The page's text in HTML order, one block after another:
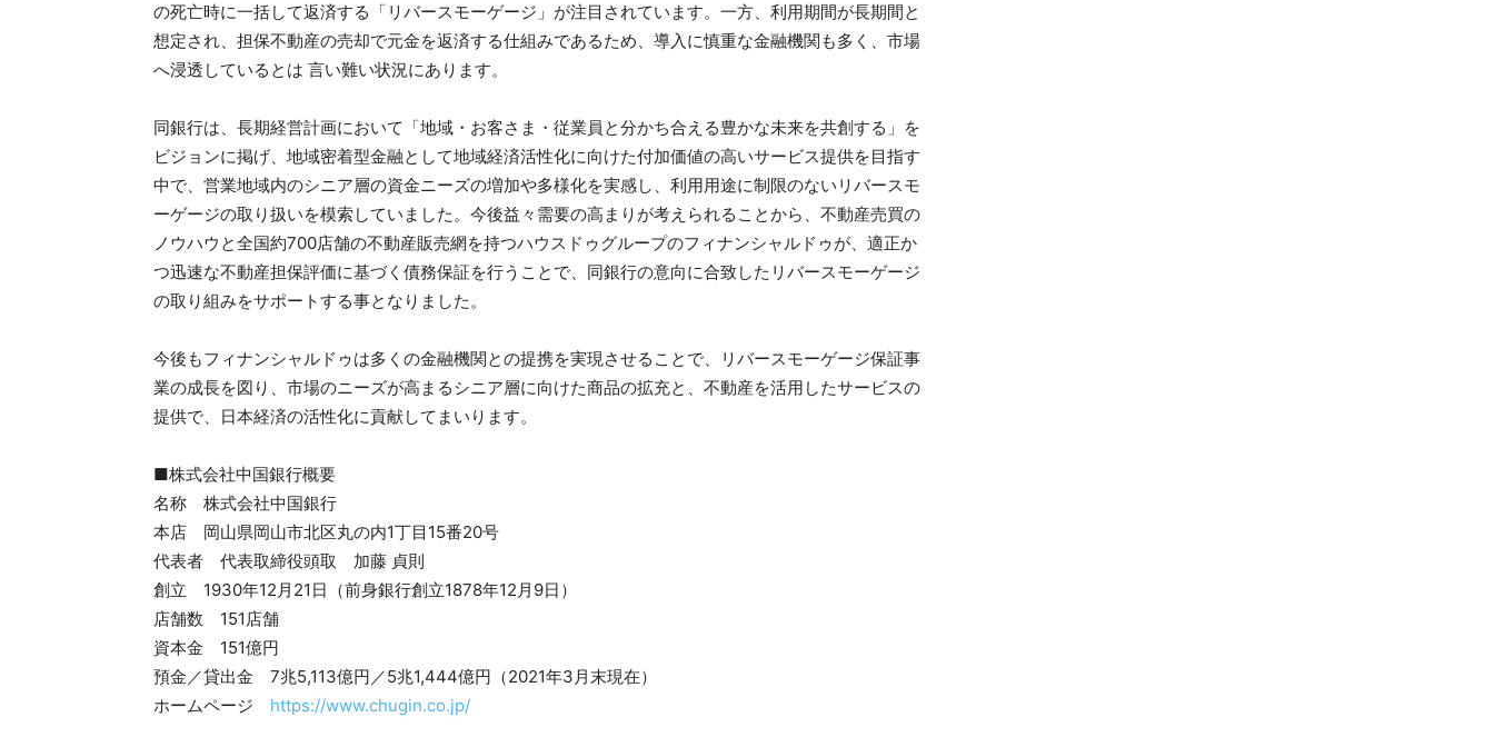
の死亡時に一括して返済する「リバースモーゲージ」が注目されています。一方、利用期間が長期間と
想定され、担保不動産の売却で元金を返済する仕組みであるため、導入に慎重な金融機関も多く、市場
へ浸透しているとは 言い難い状況にあります。
同銀行は、長期経営計画において「地域・お客さま・従業員と分かち合える豊かな未来を共創する」を
ビジョンに掲げ、地域密着型金融として地域経済活性化に向けた付加価値の高いサービス提供を目指す
中で、営業地域内のシニア層の資金ニーズの増加や多様化を実感し、利用用途に制限のないリバースモ
ーゲージの取り扱いを模索していました。今後益々需要の高まりが考えられることから、不動産売買の
ノウハウと全国約700店舗の不動産販売網を持つハウスドゥグループのフィナンシャルドゥが、適正か
つ迅速な不動産担保評価に基づく債務保証を行うことで、同銀行の意向に合致したリバースモーゲージ
の取り組みをサポートする事となりました。
今後もフィナンシャルドゥは多くの金融機関との提携を実現させることで、リバースモーゲージ保証事
業の成長を図り、市場のニーズが高まるシニア層に向けた商品の拡充と、不動産を活用したサービスの
提供で、日本経済の活性化に貢献してまいります。
■株式会社中国銀行概要
名称 株式会社中国銀行
本店 岡山県岡山市北区丸の内1丁目15番20号
代表者 代表取締役頭取 加藤 貞則
創立 1930年12月21日（前身銀行創立1878年12月9日）
店舗数 151店舗
資本金 151億円
預金／貸出金 7兆5,113億円／5兆1,444億円（2021年3月末現在）
ホームページ https://www.chugin.co.jp/